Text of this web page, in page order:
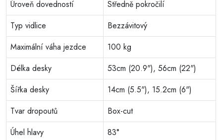
Úroveň dovedností
Středně pokročilí
Typ vidlice
Bezzávitový
Maximální váha jezdce
100 kg
Délka desky
53cm (20.9"), 56cm (22")
Šířka desky
14cm (5.5"), 15.2cm (6")
Tvar dropoutů
Box-cut
Úhel hlavy
83°